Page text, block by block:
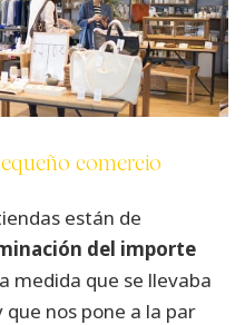
comercio
están de
del importe
medida que se llevaba
nos pone a la par